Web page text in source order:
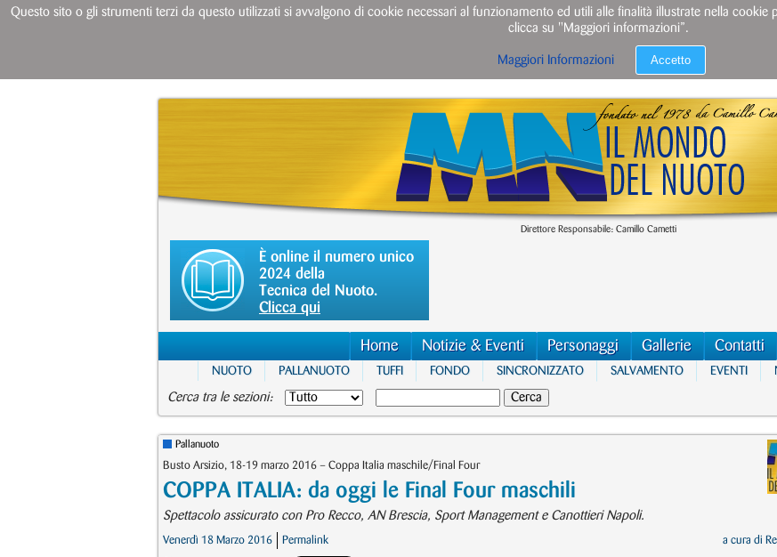
Direttore Responsabile: Camillo Cametti
È online il numero unico
2024 della
Tecnica del Nuoto.
Clicca qui
Home Notizie & Eventi Personaggi Gallerie Contatti
NUOTO PALLANUOTO TUFFI FONDO SINCRONIZZATO SALVAMENTO EVENTI
Cerca tra le sezioni:
Pallanuoto
Busto Arsizio, 18-19 marzo 2016 – Coppa Italia maschile/Final Four
COPPA ITALIA: da oggi le Final Four maschili
Spettacolo assicurato con Pro Recco, AN Brescia, Sport Management e Canottieri Napoli.
Venerdì 18 Marzo 2016 Permalink a cura di
Questo sito o gli strumenti terzi da questo utilizzati si avvalgono di cookie necessari al funzionamento ed utili alle finalità illustrate nella
clicca su "Maggiori informazioni”.
Maggiori Informazioni Accetto